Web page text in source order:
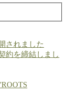
されました
約を締結しまし